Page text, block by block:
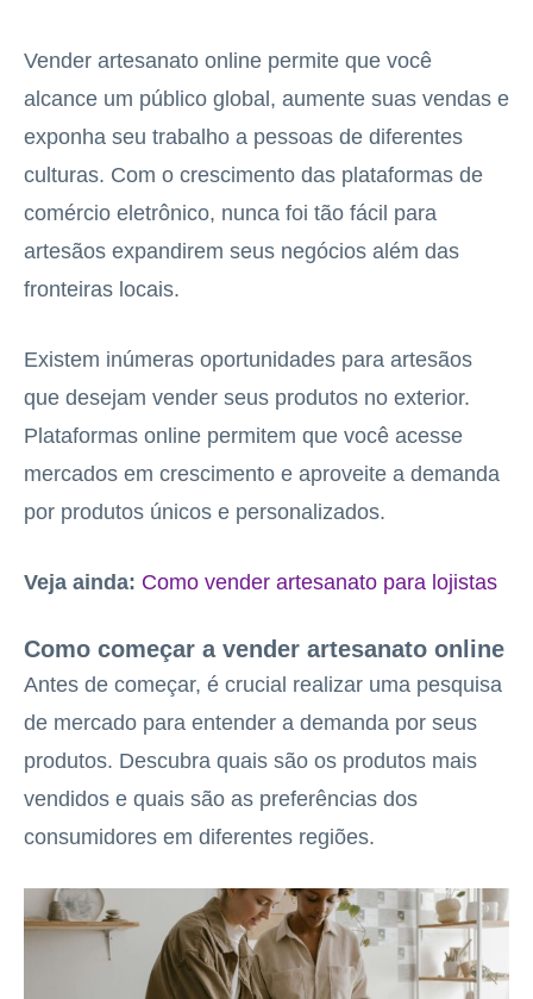
Vender artesanato online permite que você
alcance um público global, aumente suas vendas e
exponha seu trabalho a pessoas de diferentes
culturas. Com o crescimento das plataformas de
comércio eletrônico, nunca foi tão fácil para
artesãos expandirem seus negócios além das
fronteiras locais.
Existem inúmeras oportunidades para artesãos
que desejam vender seus produtos no exterior.
Plataformas online permitem que você acesse
mercados em crescimento e aproveite a demanda
por produtos únicos e personalizados.
Veja ainda: Como vender artesanato para lojistas
Como começar a vender artesanato online
Antes de começar, é crucial realizar uma pesquisa
de mercado para entender a demanda por seus
produtos. Descubra quais são os produtos mais
vendidos e quais são as preferências dos
consumidores em diferentes regiões.